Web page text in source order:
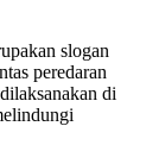
slogan
peredaran
di